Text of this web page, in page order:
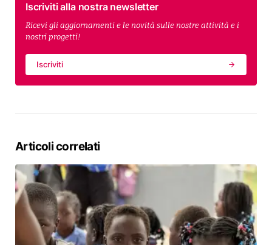
Iscriviti alla nostra newsletter
Ricevi gli aggiornamenti e le novità sulle nostre attività e i
nostri progetti!
Iscriviti
Articoli correlati